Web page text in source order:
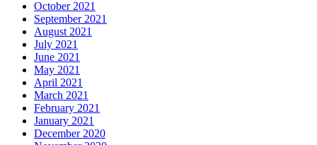
October 2021
September 2021
August 2021
July 2021
June 2021
May 2021
April 2021
March 2021
February 2021
January 2021
December 2020